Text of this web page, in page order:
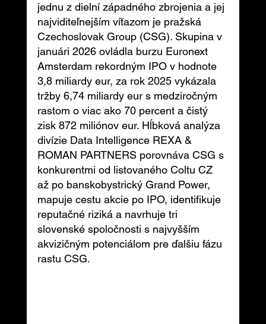
jednu z dielní západného zbrojenia a jej
najviditeľnejším víťazom je pražská
Czechoslovak Group (CSG). Skupina v
januári 2026 ovládla burzu Euronext
Amsterdam rekordným IPO v hodnote
3,8 miliardy eur, za rok 2025 vykázala
tržby 6,74 miliardy eur s medziročným
rastom o viac ako 70 percent a čistý
zisk 872 miliónov eur. Hĺbková analýza
divízie Data Intelligence REXA &
ROMAN PARTNERS porovnáva CSG s
konkurentmi od listovaného Coltu CZ
až po banskobystrický Grand Power,
mapuje cestu akcie po IPO, identifikuje
reputačné riziká a navrhuje tri
slovenské spoločnosti s najvyšším
akvizičným potenciálom pre ďalšiu fázu
rastu CSG.